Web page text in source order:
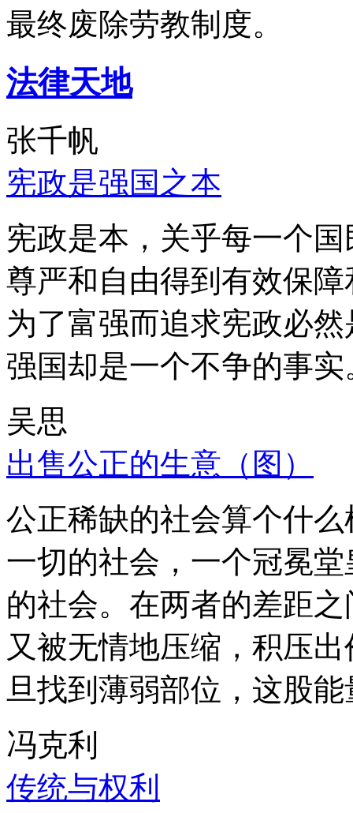
最终废除劳教制度。
法律天地
张千帆
宪政是强国之本
宪政是本，关乎每一个
尊严和自由得到有效保
为了富强而追求宪政必
强国却是一个不争的事实
吴思
出售公正的生意（图）
公正稀缺的社会算个什
一切的社会，一个冠冕
的社会。在两者的差距
又被无情地压缩，积压
旦找到薄弱部位，这股
冯克利
传统与权利